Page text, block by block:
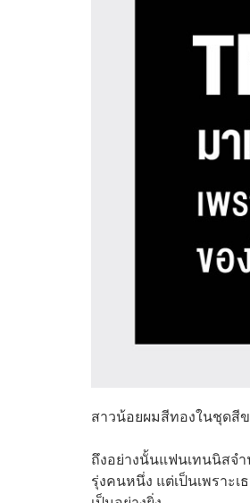
สาวน้อยผมสีทองในชุดสี
ถึงอย่างนั้นแฟนเทนนิสจำ
รุ่งคนหนึ่ง แต่เป็นเพรา